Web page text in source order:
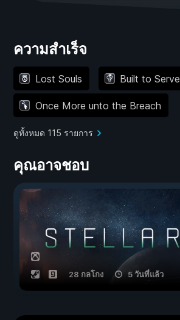
ความสำเร็จ
Lost Souls Built to Serve
Once More unto the Breach
ดูทั้งหมด 115 รายการ
คุณอาจชอบ
28 กลโกง 5 วันที่แล้ว